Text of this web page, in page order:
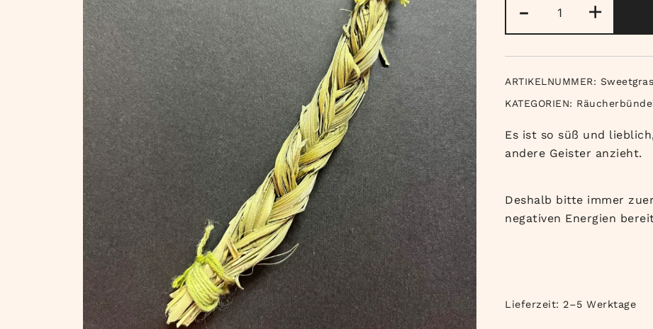
-
Menge+
ARTIKELNUMMER:
KATEGORIEN:
Es ist so süß und
andere Geister anzieht.
Deshalb bitte immer
negativen Energien
Lieferzeit: 2–5 Werktage